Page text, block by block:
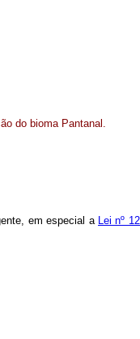
do bioma Pantanal.
em especial a Lei nº